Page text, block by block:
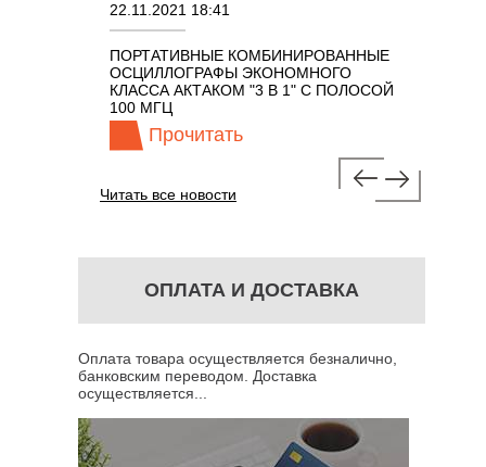
22.11.2021 18:41
ПОРТАТИВНЫЕ КОМБИНИРОВАННЫЕ
ОСЦИЛЛОГРАФЫ ЭКОНОМНОГО
КЛАССА АКТАКОМ "3 В 1" С ПОЛОСОЙ
100 МГЦ
Прочитать
Читать все новости
ОПЛАТА И ДОСТАВКА
Оплата товара осуществляется безналично,
банковским переводом. Доставка
осуществляется...